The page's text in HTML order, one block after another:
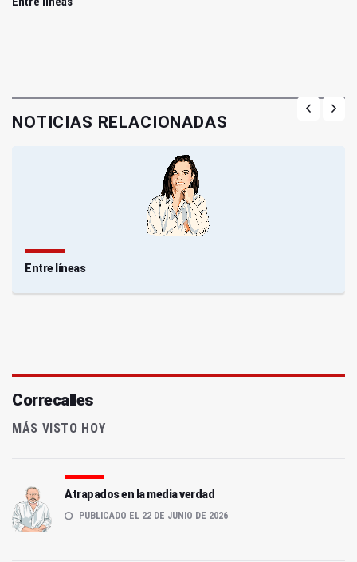
NOTICIAS RELACIONADAS
Entre líneas
Correcalles
MÁS VISTO HOY
Atrapados en la media verdad
PUBLICADO EL 22 DE JUNIO DE 2026